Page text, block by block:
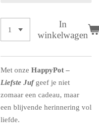
In
winkelwagen
Met onze HappyPot –
Liefste Jufgeef je niet
zomaar een cadeau, maar
een blijvende herinnering vol
liefde.